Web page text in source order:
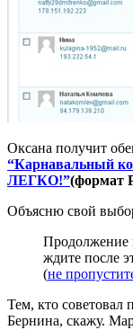
Оксана получит
“Карнавальный
ЛЕГКО!”(формат
Объясню свой
Продолжение
ждите после
(не
Тем, кто
Бернина, скажу.